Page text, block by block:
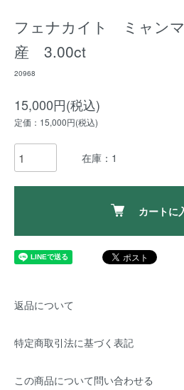
フェナカイト ミャン
産 3.00ct
20968
15,000円(税込)
定価：15,000円(税込)
在庫：1
カートに
返品について
特定商取引法に基づく表記
この商品について問い合わせる